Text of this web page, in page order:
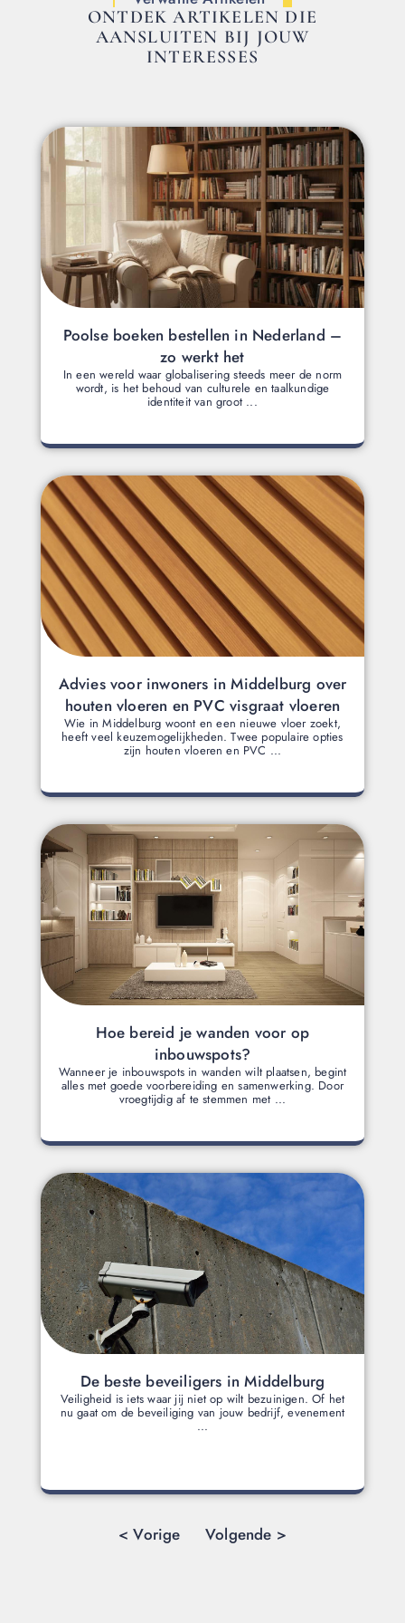
ONTDEK ARTIKELEN DIE
AANSLUITEN BIJ JOUW
INTERESSES
Poolse boeken bestellen in Nederland –
zo werkt het
In een wereld waar globalisering steeds meer de norm
wordt, is het behoud van culturele en taalkundige
identiteit van groot ...
Advies voor inwoners in Middelburg over
houten vloeren en PVC visgraat vloeren
Wie in Middelburg woont en een nieuwe vloer zoekt,
heeft veel keuzemogelijkheden. Twee populaire opties
zijn houten vloeren en PVC ...
Hoe bereid je wanden voor op
inbouwspots?
Wanneer je inbouwspots in wanden wilt plaatsen, begint
alles met goede voorbereiding en samenwerking. Door
vroegtijdig af te stemmen met ...
De beste beveiligers in Middelburg
Veiligheid is iets waar jij niet op wilt bezuinigen. Of het
nu gaat om de beveiliging van jouw bedrijf, evenement
...
< Vorige Volgende >